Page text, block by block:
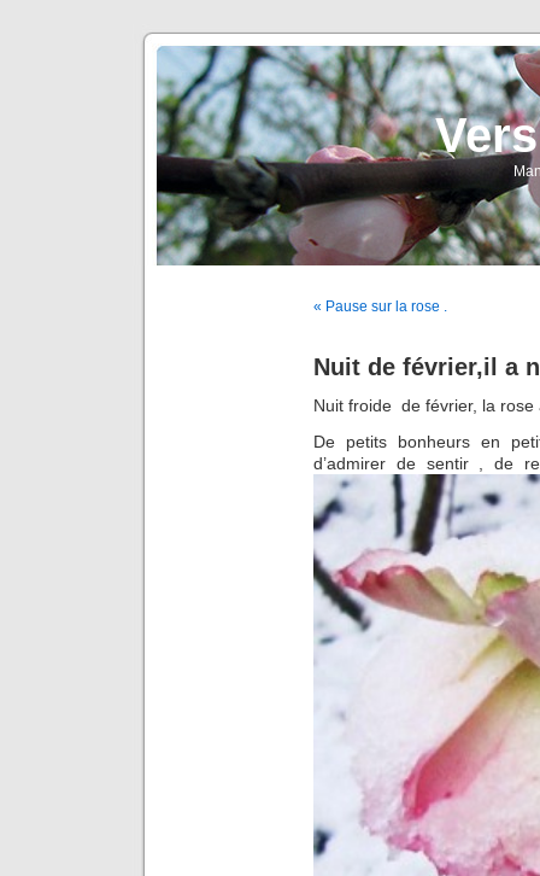
« Pause sur la rose .
Nuit de février,il a
Nuit froide de février, la
De petits bonheurs en
d’admirer de sentir , de